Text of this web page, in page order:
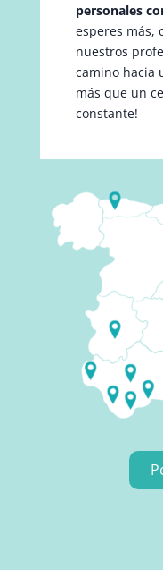
personales
esperes más,
nuestros
camino hacia
más que un
constante!